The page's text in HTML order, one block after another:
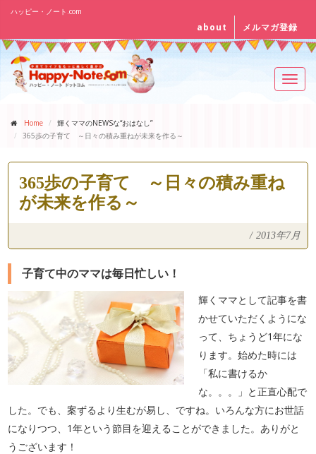
ハッピー・ノート.com
about メルマガ登録
Home
輝くママのNEWSな“おはなし”
365歩の子育て ～日々の積み重ねが未来を作る～
365歩の子育て ～日々の積み重ね
が未来を作る～
/ 2013年7月
子育て中のママは毎日忙しい！
輝くママとして記事を書
かせていただくようにな
って、ちょうど1年にな
ります。始めた時には
「私に書けるか
な。。。」と正直心配で
した。でも、案ずるより生むが易し、ですね。いろんな方にお世話
になりつつ、1年という節目を迎えることができました。ありがと
うございます！